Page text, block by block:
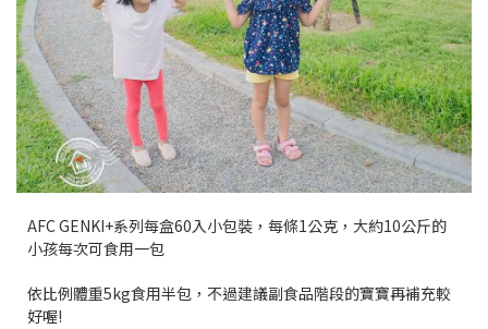
AFC GENKI+系列每盒60入小包裝，每條1公克，大約10公斤的
小孩每次可食用一包
依比例體重5kg食用半包，不過建議副食品階段的寶寶再補充較
好喔!